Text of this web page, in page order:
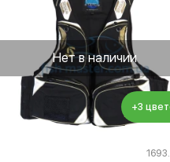
Нет в наличии
+3